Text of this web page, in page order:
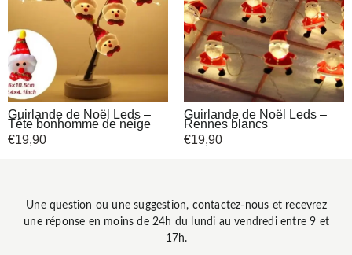
Guirlande de Noël Leds –
Tête bonhomme de neige
€19,90
Guirlande de Noël Leds –
Rennes blancs
€19,90
Une question ou une suggestion, contactez-nous et recevrez
une réponse en moins de 24h du lundi au vendredi entre 9 et
17h.